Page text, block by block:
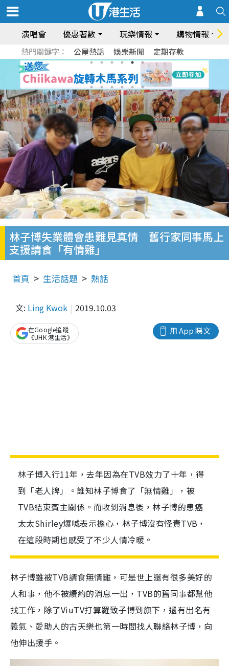
演唱會 優惠著數 玩樂情報 購物情報
熱門關鍵字： 公屋熱話 娛樂新聞 定期存款
林子博失業體會患難見真情 舊行家同事馬上
支援請食「有情雞」
首頁 生活話題 熱話
文: Ling Kwok 2019.10.03
用 App 睇文
在Google追蹤
《UHK 港生活》
林子博入行11年，去年因為在TVB效力了十年，得
到「老人牌」。誰知林子博食了「無情雞」，被
TVB結束賓主關係。而收到消息後，林子博的患癌
太太Shirley爆喊表示擔心，林子博沒有怪責TVB，
在這段時期也感受了不少人情冷暖。
林子博雖被TVB請食無情雞，可是世上還有很多美好的
人和事，他不被續約的消息一出，TVB的舊同事都幫他
找工作，除了ViuTV打算羅致子博到旗下，還有出名有
義氣、愛助人的古天樂也第一時間找人聯絡林子博，向
他伸出援手。